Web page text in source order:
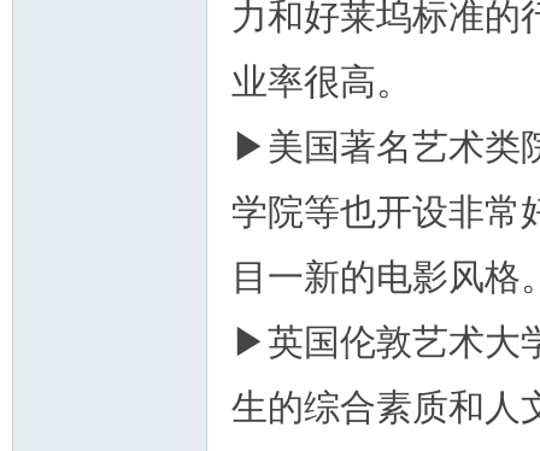
力和好莱坞标准的
业率很高。
▶美国著名艺术类
学院等也开设非常
目一新的电影风格
▶英国伦敦艺术大
生的综合素质和人